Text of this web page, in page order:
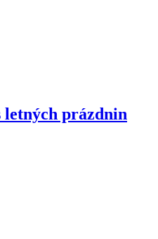
letných prázdnin